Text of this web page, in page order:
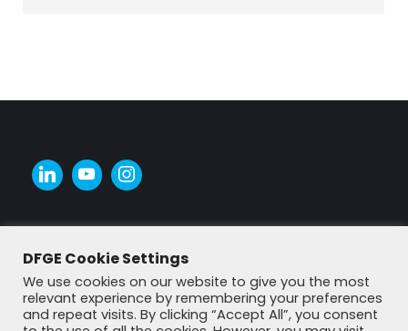
DFGE Cookie Settings
We use cookies on our website to give you the most
relevant experience by remembering your preferences
and repeat visits. By clicking “Accept All”, you consent